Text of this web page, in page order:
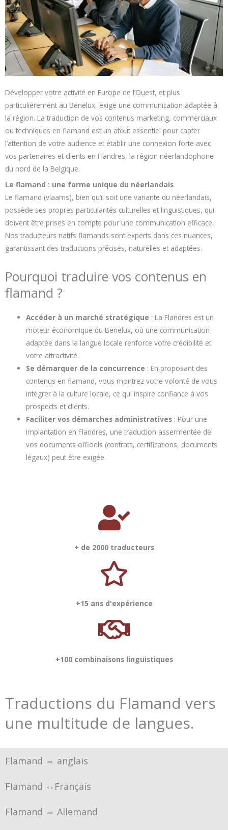
Développer votre activité en Europe de l’Ouest, et plus
particulièrement au Benelux, exige une communication adaptée à
la région. La traduction de vos contenus marketing, commerciaux
ou techniques en flamand est un atout essentiel pour capter
l’attention de votre audience et établir une connexion forte avec
vos partenaires et clients en Flandres, la région néerlandophone
du nord de la Belgique.
Le flamand : une forme unique du néerlandais
Le flamand (vlaams), bien qu’il soit une variante du néerlandais,
possède ses propres particularités culturelles et linguistiques, qui
doivent être prises en compte pour une communication efficace.
Nos traducteurs natifs flamands sont experts dans ces nuances,
garantissant des traductions précises, naturelles et adaptées.
Pourquoi traduire vos contenus en
flamand ?
Accéder à un marché stratégique : La Flandres est un
moteur économique du Benelux, où une communication
adaptée dans la langue locale renforce votre crédibilité et
votre attractivité.
Se démarquer de la concurrence : En proposant des
contenus en flamand, vous montrez votre volonté de vous
intégrer à la culture locale, ce qui inspire confiance à vos
prospects et clients.
Faciliter vos démarches administratives : Pour une
implantation en Flandres, une traduction assermentée de
vos documents officiels (contrats, certifications, documents
légaux) peut être exigée.
+ de 2000 traducteurs
+15 ans d'expérience
+100 combinaisons linguistiques
Traductions du Flamand vers
une multitude de langues.
Flamand ⇔ anglais
Flamand ⇔Français
Flamand ⇔ Allemand